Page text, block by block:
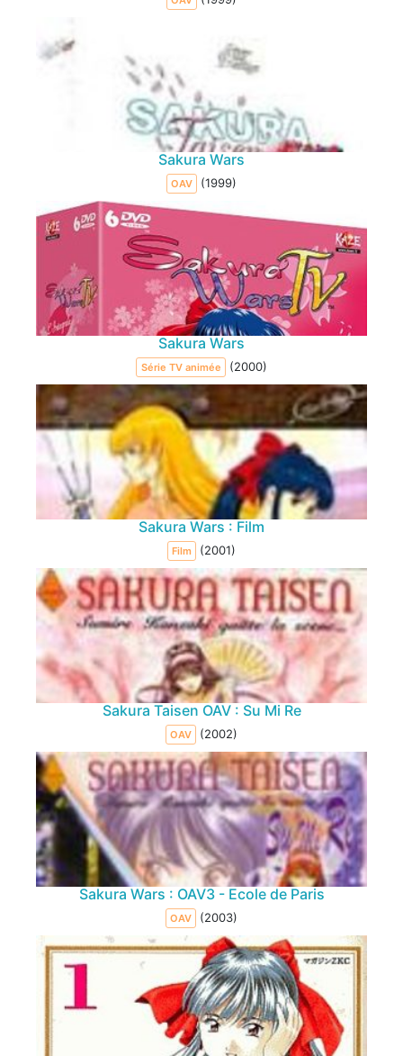
Sakura Wars
OAV (1999)
Sakura Wars
Série TV animée (2000)
Sakura Wars : Film
Film (2001)
Sakura Taisen OAV : Su Mi Re
OAV (2002)
Sakura Wars : OAV3 - Ecole de Paris
OAV (2003)